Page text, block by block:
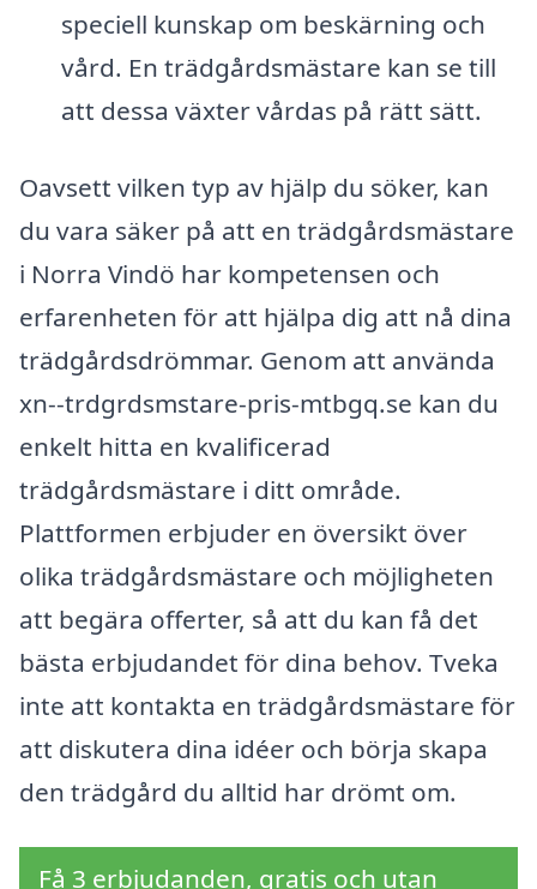
speciell kunskap om beskärning och
vård. En trädgårdsmästare kan se till
att dessa växter vårdas på rätt sätt.
Oavsett vilken typ av hjälp du söker, kan
du vara säker på att en trädgårdsmästare
i Norra Vindö har kompetensen och
erfarenheten för att hjälpa dig att nå dina
trädgårdsdrömmar. Genom att använda
xn--trdgrdsmstare-pris-mtbgq.se kan du
enkelt hitta en kvalificerad
trädgårdsmästare i ditt område.
Plattformen erbjuder en översikt över
olika trädgårdsmästare och möjligheten
att begära offerter, så att du kan få det
bästa erbjudandet för dina behov. Tveka
inte att kontakta en trädgårdsmästare för
att diskutera dina idéer och börja skapa
den trädgård du alltid har drömt om.
Få 3 erbjudanden, gratis och utan